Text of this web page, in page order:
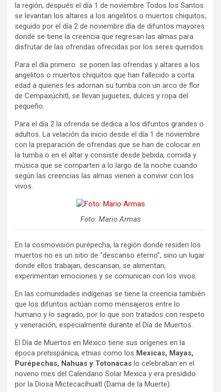
la región, después el día 1 de noviembre Todos los Santos
se levantan los altares a los angelitos o muertos chiquitos,
seguido por el día 2 de noviembre día de difuntos mayores
donde se tiene la creencia que regresan las almas para
disfrutar de las ofrendas ofrecidas por los seres queridos.
Para el día primero se ponen las ofrendas y altares a los
angelitos o muertos chiquitos que han fallecido a corta
edad a quienes les adornan su tumba con un arco de flor
de Cempaxúchitl, se llevan juguetes, dulces y ropa del
pequeño.
Para el día 2 la ofrenda se dedica a los difuntos grandes o
adultos. La velación da inicio desde el día 1 de noviembre
con la preparación de ofrendas que se han de colocar en
la tumba o en el altar y consiste desde bebida, comida y
música que se comparten a lo largo de la noche cuando
según las creencias las almas vienen a convivir con los
vivos.
Foto: Mario Armas
En la cosmovisión purépecha, la región donde residen los
muertos no es un sitio de “descanso eterno”, sino un lugar
donde ellos trabajan, descansan, se alimentan,
experimentan emociones y se comunican con los vivos.
En las comunidades indígenas se tiene la creencia también
que los difuntos actúan como mensajeros entre lo
humano y lo sagrado, por lo que son tratados con respeto
y veneración, especialmente durante el Día de Muertos.
El Día de Muertos en México tiene sus orígenes en la
época prehispánica, etnias como los Mexicas, Mayas,
Purépechas, Nahuas y Totonacas lo celebraban en el
noveno mes del Calendario Solar Mexica y era presidido
por la Diosa Mictecacíhuatl (Dama de la Muerte).